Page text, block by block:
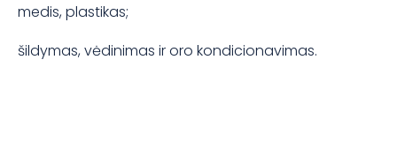
medis, plastikas;
šildymas, vėdinimas ir oro kondicionavimas.